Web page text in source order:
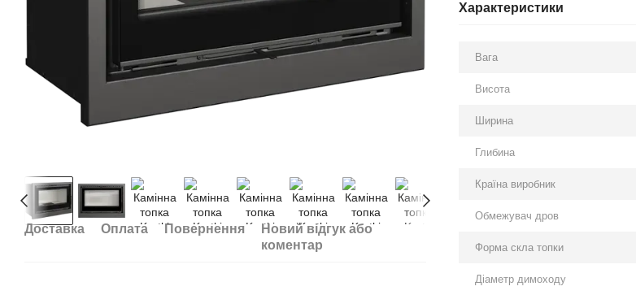
Доставка Оплата Повернення
Новий відгук або
коментар
Характеристики
Вага
Висота
Ширина
Глибина
Країна виробник
Обмежувач дров
Форма скла топки
Діаметр димоходу